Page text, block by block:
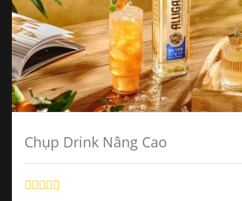
Chụp Drink Nâng Cao